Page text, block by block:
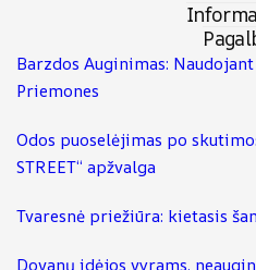
Barzdos Auginimas:
Priemones
Odos puoselėjimas po
STREET“ apžvalga
Tvaresnė priežiūra: kietasis
Dovanų idėjos vyrams,